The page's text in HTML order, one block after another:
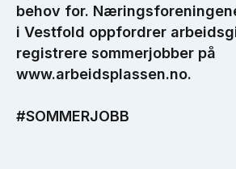
behov for.
i Vestfold oppfordrer
registrere sommerjobber på
www.arbeidsplassen.no.
#SOMMERJOBB